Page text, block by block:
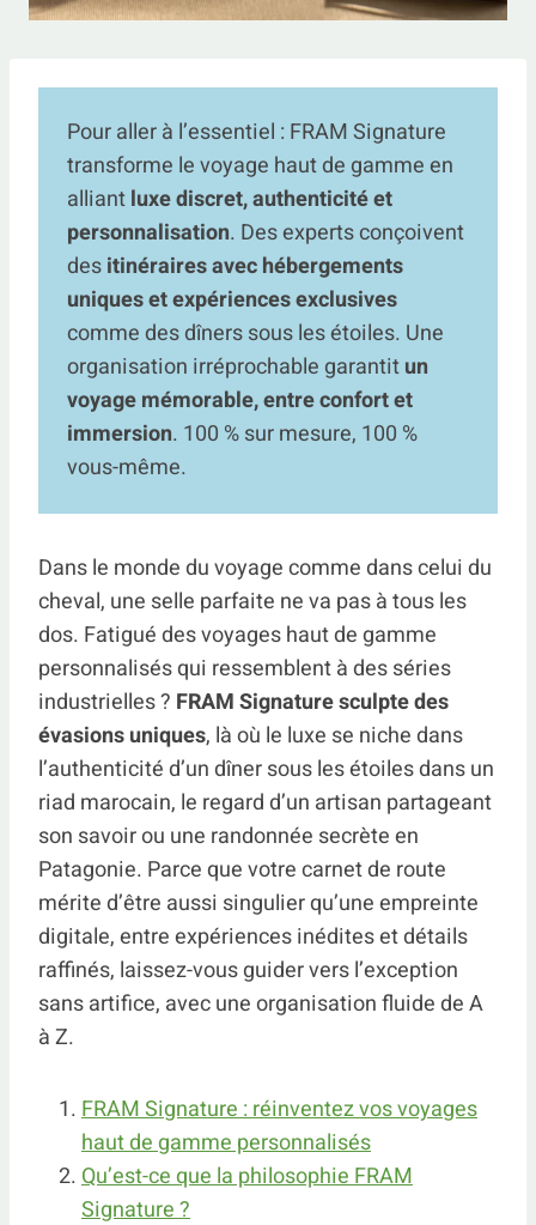
Pour aller à l’essentiel : FRAM Signature
transforme le voyage haut de gamme en
alliantluxe discret, authenticité et
personnalisation. Des experts conçoivent
desitinéraires avec hébergements
uniques et expériences exclusives
comme des dîners sous les étoiles. Une
organisation irréprochable garantitun
voyage mémorable, entre confort et
immersion. 100 % sur mesure, 100 %
vous-même.
Dans le monde du voyage comme dans celui du
cheval, une selle parfaite ne va pas à tous les
dos. Fatigué des voyages haut de gamme
personnalisés qui ressemblent à des séries
industrielles ? FRAM Signature sculpte des
évasions uniques, là où le luxe se niche dans
l’authenticité d’un dîner sous les étoiles dans un
riad marocain, le regard d’un artisan partageant
son savoir ou une randonnée secrète en
Patagonie. Parce que votre carnet de route
mérite d’être aussi singulier qu’une empreinte
digitale, entre expériences inédites et détails
raffinés, laissez-vous guider vers l’exception
sans artifice, avec une organisation fluide de A
à Z.
FRAM Signature : réinventez vos voyages
haut de gamme personnalisés
Qu’est-ce que la philosophie FRAM
Signature ?